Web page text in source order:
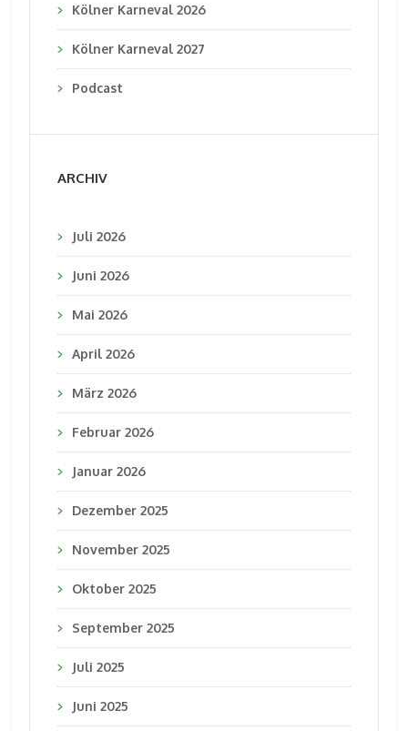
Kölner Karneval 2026
Kölner Karneval 2027
Podcast
ARCHIV
Juli 2026
Juni 2026
Mai 2026
April 2026
März 2026
Februar 2026
Januar 2026
Dezember 2025
November 2025
Oktober 2025
September 2025
Juli 2025
Juni 2025